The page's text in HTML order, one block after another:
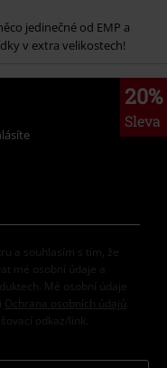
jedinečné od EMP a
v extra velikostech!
20%
Sleva
a souhlasím s tím, že
mé osobní údaje a
Mé osobní údaje
Ochrana osobních údajů
odkaz/link.